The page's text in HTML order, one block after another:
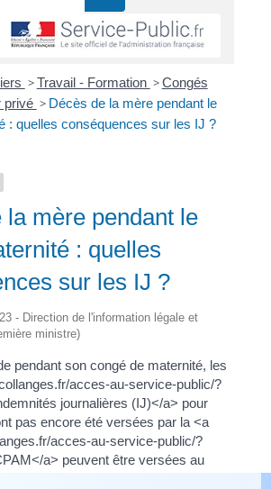
>Travail - Formation >Congés
privé > Décès de la mère pendant le
: quelles conséquences sur les IJ ?
la mère pendant le
: quelles
sur les IJ ?
- Direction de l'information légale et
ministre)
pendant son congé de maternité, les
acces-au-service-public/?
journalières (IJ)</a> pour
pas encore été versées par la <a
acces-au-service-public/?
a> peuvent être versées au